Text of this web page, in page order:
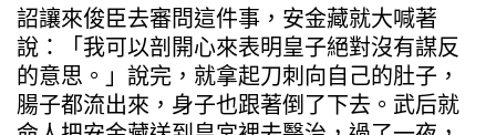
詔讓來俊臣去審問這件事，安金藏就大喊著
說：「我可以剖開心來表明皇子絕對沒有謀反
的意思。」說完，就拿起刀刺向自己的肚子，
腸子都流出來，身子也跟著倒了下去。武后就